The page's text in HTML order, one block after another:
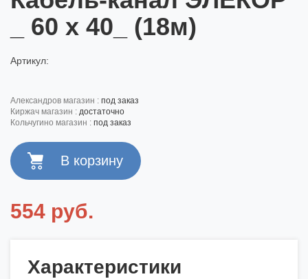
_ 60 х 40_ (18м)
Артикул:
александров магазин : под заказ
киржач магазин : достаточно
кольчугино магазин : под заказ
554 руб.
Характеристики